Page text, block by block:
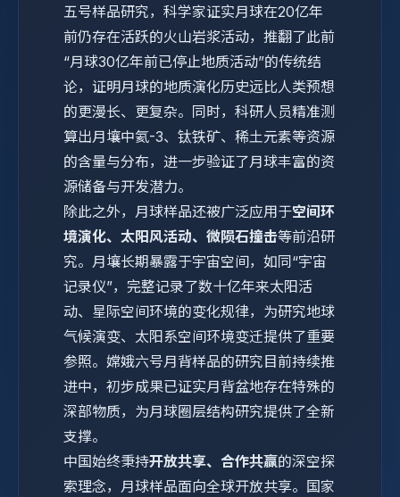
五号样品研究，科学家证实月球在20亿年
前仍存在活跃的火山岩浆活动，推翻了此前
“月球30亿年前已停止地质活动”的传统结
论，证明月球的地质演化历史远比人类预想
的更漫长、更复杂。同时，科研人员精准测
算出月壤中氦-3、钛铁矿、稀土元素等资源
的含量与分布，进一步验证了月球丰富的资
源储备与开发潜力。
除此之外，月球样品还被广泛应用于空间环
境演化、太阳风活动、微陨石撞击等前沿研
究。月壤长期暴露于宇宙空间，如同“宇宙
记录仪”，完整记录了数十亿年来太阳活
动、星际空间环境的变化规律，为研究地球
气候演变、太阳系空间环境变迁提供了重要
参照。嫦娥六号月背样品的研究目前持续推
进中，初步成果已证实月背盆地存在特殊的
深部物质，为月球圈层结构研究提供了全新
支撑。
中国始终秉持开放共享、合作共赢的深空探
索理念，月球样品面向全球开放共享。国家